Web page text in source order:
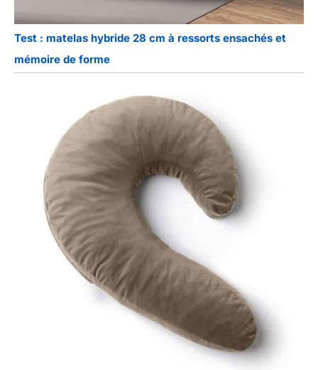
Test : matelas hybride 28 cm à ressorts ensachés et
mémoire de forme